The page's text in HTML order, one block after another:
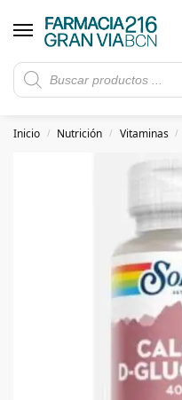
Rebajas de
5€ de descuento con el
Inicio / Nutrición / Vitaminas /